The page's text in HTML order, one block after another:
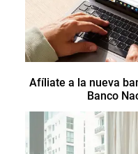
Afíliate a la nueva
Banco